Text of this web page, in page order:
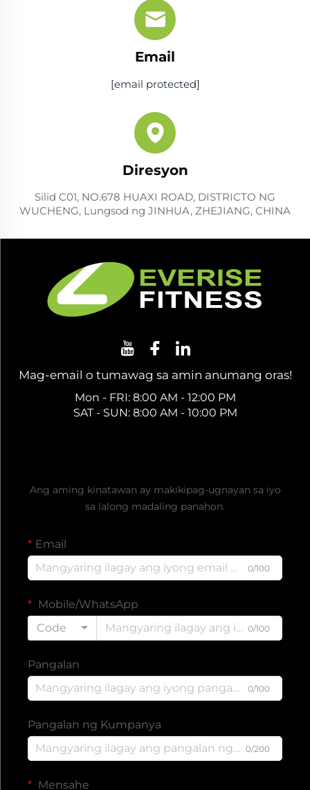
Email
[email protected]
Diresyon
Silid C01, NO.678 HUAXI ROAD, DISTRICTO NG
WUCHENG, Lungsod ng JINHUA, ZHEJIANG, CHINA
Mag-email o tumawag sa amin anumang oras!
Mon - FRI: 8:00 AM - 12:00 PM
SAT - SUN: 8:00 AM - 10:00 PM
Ang aming kinatawan ay makikipag-ugnayan sa iyo
sa lalong madaling panahon.
Email
0/100
Mobile/WhatsApp
Code
0/100
Pangalan
0/100
Pangalan ng Kumpanya
0/200
Mensahe